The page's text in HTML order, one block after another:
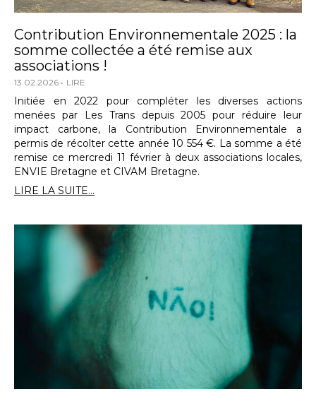
Contribution Environnementale 2025 : la
somme collectée a été remise aux
associations !
13.02.2026 LIRE
Initiée en 2022 pour compléter les diverses actions
menées par Les Trans depuis 2005 pour réduire leur
impact carbone, la Contribution Environnementale a
permis de récolter cette année 10 554 €. La somme a été
remise ce mercredi 11 février à deux associations locales,
ENVIE Bretagne et CIVAM Bretagne.
LIRE LA SUITE...